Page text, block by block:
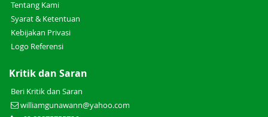
Tentang Kami
Syarat & Ketentuan
Kebijakan Privasi
Logo Referensi
Kritik dan Saran
Beri Kritik dan Saran
williamgunawann@yahoo.com